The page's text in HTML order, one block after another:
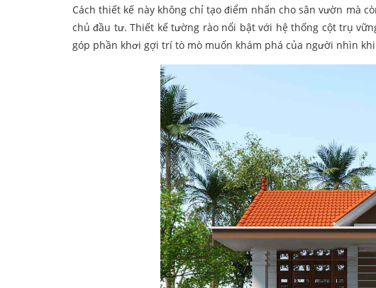
Cách thiết kế này không chỉ tạo điểm nhấn cho sân vườn mà
chủ đầu tư. Thiết kế tường rào nổi bật với hệ thống cột trụ
góp phần khơi gợi trí tò mò muốn khám phá của người nhìn